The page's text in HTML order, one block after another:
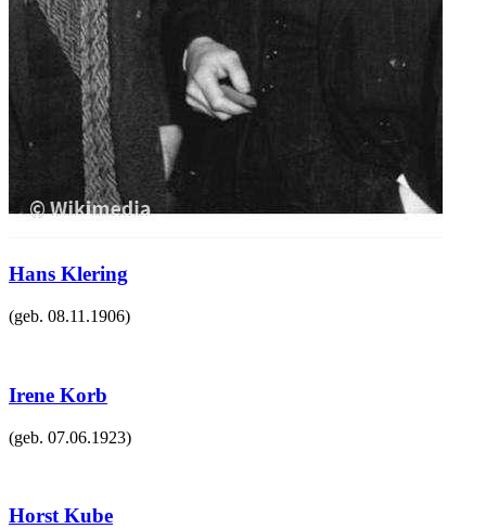
Hans Klering
(geb. 08.11.1906)
Irene Korb
(geb. 07.06.1923)
Horst Kube